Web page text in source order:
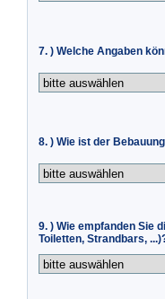
7. ) Welche Angaben
8. ) Wie ist der
9. ) Wie empfanden Sie
Toiletten, Strandbars,